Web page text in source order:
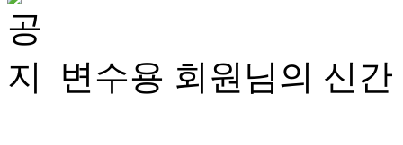
변수용 회원님의 신